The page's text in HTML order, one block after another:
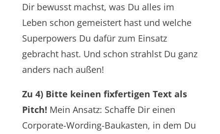
Dir bewusst machst, was Du alles im
Leben schon gemeistert hast und welche
Superpowers Du dafür zum Einsatz
gebracht hast. Und schon strahlst Du ganz
anders nach außen!
Zu 4) Bitte keinen fixfertigen Text als
Pitch! Mein Ansatz: Schaffe Dir einen
Corporate-Wording-Baukasten, in dem Du